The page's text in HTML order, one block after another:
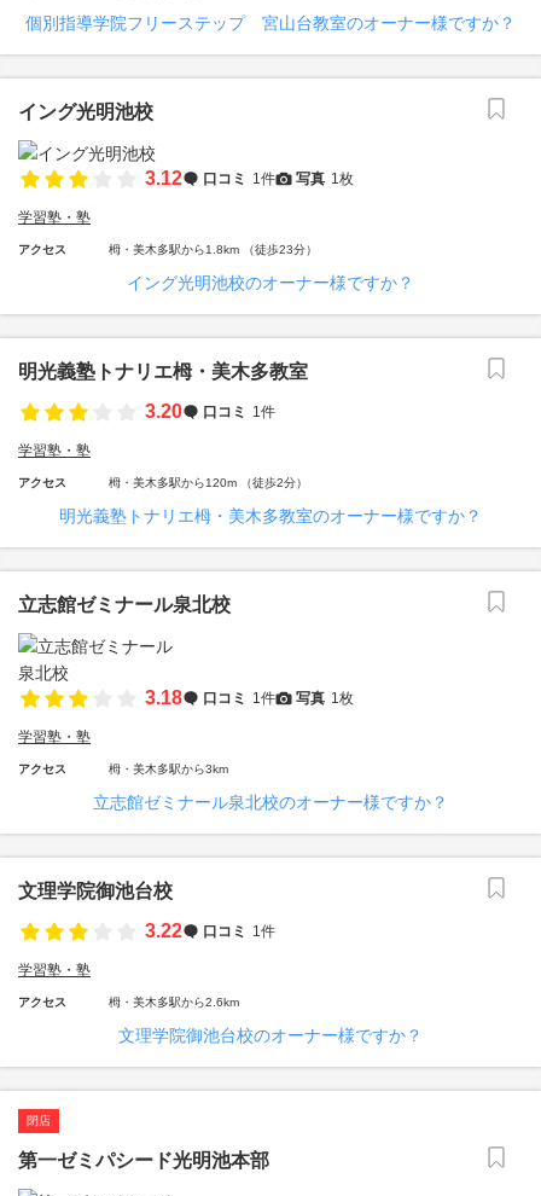
個別指導学院フリーステップ 宮山台教室のオーナー様ですか？
イング光明池校
3.12 口コミ 1件 写真 1枚
学習塾・塾
アクセス 栂・美木多駅から1.8km （徒歩23分）
イング光明池校のオーナー様ですか？
明光義塾トナリエ栂・美木多教室
3.20
口コミ 1件
学習塾・塾
アクセス 栂・美木多駅から120m （徒歩2分）
明光義塾トナリエ栂・美木多教室のオーナー様ですか？
立志館ゼミナール泉北校
3.18 口コミ 1件 写真 1枚
学習塾・塾
アクセス 栂・美木多駅から3km
立志館ゼミナール泉北校のオーナー様ですか？
文理学院御池台校
3.22
口コミ 1件
学習塾・塾
アクセス 栂・美木多駅から2.6km
文理学院御池台校のオーナー様ですか？
閉店
第一ゼミパシード光明池本部